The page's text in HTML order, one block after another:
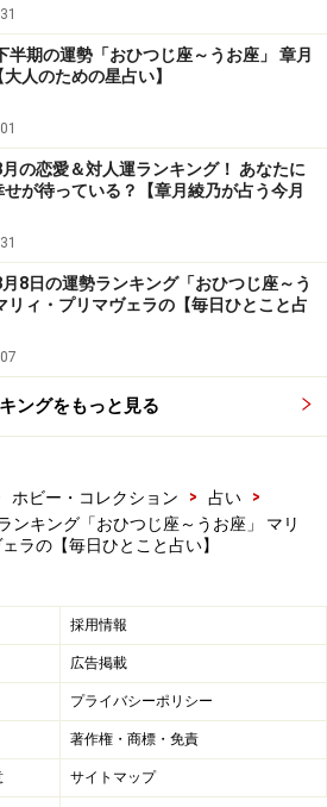
る
座（6月22日～7月22日生
。思いついたら即、行動してみ
半期の運勢「おひつじ座～うお座」 章月
人のための星占い】
の恋愛＆対人運ランキング！ あなたに
せが待っている？【章月綾乃が占う今月
8日の運勢ランキング「おひつじ座～う
リィ・プリマヴェラの【毎日ひとこと占
ングをもっと見る
ホビー・コレクション > 占い
>
ンキング「おひつじ座～うお座」 マリ
ラの【毎日ひとこと占い】
採用情報
広告掲載
プライバシーポリシー
著作権・商標・免責
サイトマップ